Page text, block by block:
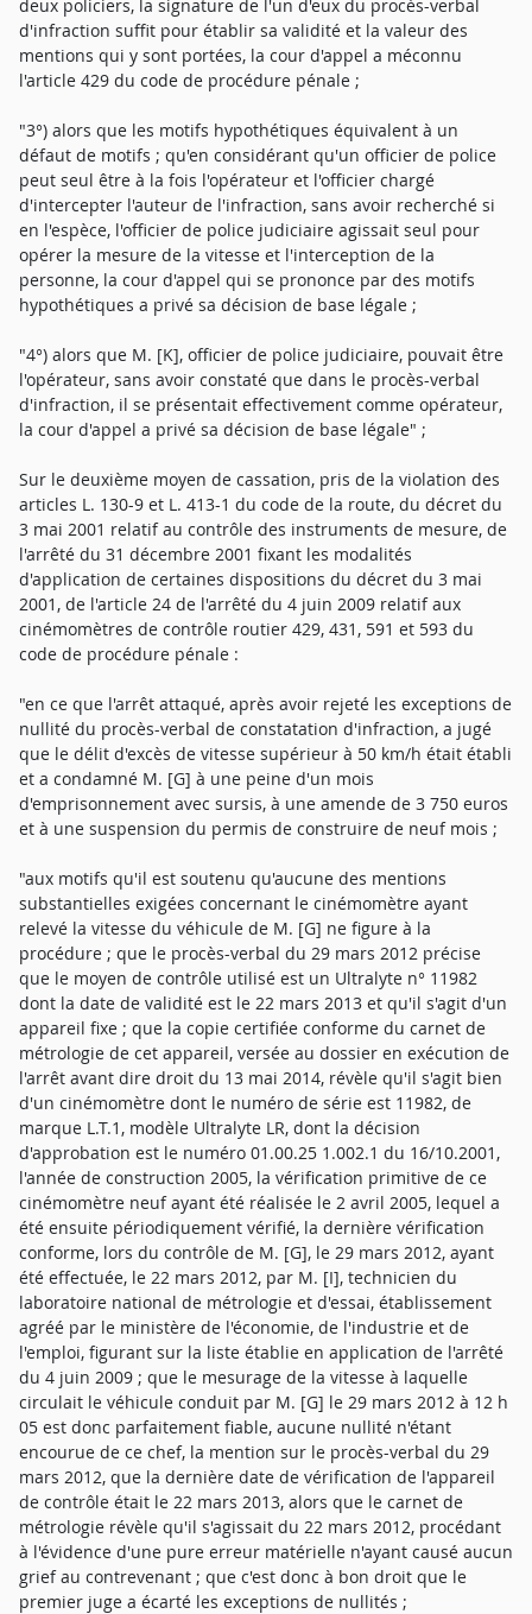
deux policiers, la signature de l'un d'eux du procès-verbal
d'infraction suffit pour établir sa validité et la valeur des
mentions qui y sont portées, la cour d'appel a méconnu
l'article 429 du code de procédure pénale ;
"3°) alors que les motifs hypothétiques équivalent à un
défaut de motifs ; qu'en considérant qu'un officier de police
peut seul être à la fois l'opérateur et l'officier chargé
d'intercepter l'auteur de l'infraction, sans avoir recherché si
en l'espèce, l'officier de police judiciaire agissait seul pour
opérer la mesure de la vitesse et l'interception de la
personne, la cour d'appel qui se prononce par des motifs
hypothétiques a privé sa décision de base légale ;
"4°) alors que M. [K], officier de police judiciaire, pouvait être
l'opérateur, sans avoir constaté que dans le procès-verbal
d'infraction, il se présentait effectivement comme opérateur,
la cour d'appel a privé sa décision de base légale" ;
Sur le deuxième moyen de cassation, pris de la violation des
articles L. 130-9 et L. 413-1 du code de la route, du décret du
3 mai 2001 relatif au contrôle des instruments de mesure, de
l'arrêté du 31 décembre 2001 fixant les modalités
d'application de certaines dispositions du décret du 3 mai
2001, de l'article 24 de l'arrêté du 4 juin 2009 relatif aux
cinémomètres de contrôle routier 429, 431, 591 et 593 du
code de procédure pénale :
"en ce que l'arrêt attaqué, après avoir rejeté les exceptions de
nullité du procès-verbal de constatation d'infraction, a jugé
que le délit d'excès de vitesse supérieur à 50 km/h était établi
et a condamné M. [G] à une peine d'un mois
d'emprisonnement avec sursis, à une amende de 3 750 euros
et à une suspension du permis de construire de neuf mois ;
"aux motifs qu'il est soutenu qu'aucune des mentions
substantielles exigées concernant le cinémomètre ayant
relevé la vitesse du véhicule de M. [G] ne figure à la
procédure ; que le procès-verbal du 29 mars 2012 précise
que le moyen de contrôle utilisé est un Ultralyte n° 11982
dont la date de validité est le 22 mars 2013 et qu'il s'agit d'un
appareil fixe ; que la copie certifiée conforme du carnet de
métrologie de cet appareil, versée au dossier en exécution de
l'arrêt avant dire droit du 13 mai 2014, révèle qu'il s'agit bien
d'un cinémomètre dont le numéro de série est 11982, de
marque L.T.1, modèle Ultralyte LR, dont la décision
d'approbation est le numéro 01.00.25 1.002.1 du 16/10.2001,
l'année de construction 2005, la vérification primitive de ce
cinémomètre neuf ayant été réalisée le 2 avril 2005, lequel a
été ensuite périodiquement vérifié, la dernière vérification
conforme, lors du contrôle de M. [G], le 29 mars 2012, ayant
été effectuée, le 22 mars 2012, par M. [I], technicien du
laboratoire national de métrologie et d'essai, établissement
agréé par le ministère de l'économie, de l'industrie et de
l'emploi, figurant sur la liste établie en application de l'arrêté
du 4 juin 2009 ; que le mesurage de la vitesse à laquelle
circulait le véhicule conduit par M. [G] le 29 mars 2012 à 12 h
05 est donc parfaitement fiable, aucune nullité n'étant
encourue de ce chef, la mention sur le procès-verbal du 29
mars 2012, que la dernière date de vérification de l'appareil
de contrôle était le 22 mars 2013, alors que le carnet de
métrologie révèle qu'il s'agissait du 22 mars 2012, procédant
à l'évidence d'une pure erreur matérielle n'ayant causé aucun
grief au contrevenant ; que c'est donc à bon droit que le
premier juge a écarté les exceptions de nullités ;